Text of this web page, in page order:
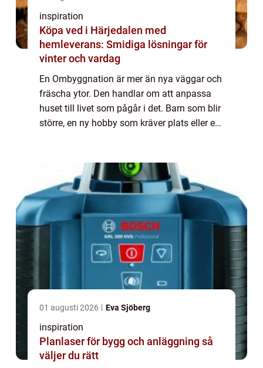
inspiration
Köpa ved i Härjedalen med
hemleverans: Smidiga lösningar för
vinter och vardag
En Ombyggnation är mer än nya väggar och
fräscha ytor. Den handlar om att anpassa
huset till livet som pågår i det. Barn som blir
större, en ny hobby som kräver plats eller ett
01 augusti 2026 Eva Sjöberg
inspiration
Planlaser för bygg och anläggning så
väljer du rätt